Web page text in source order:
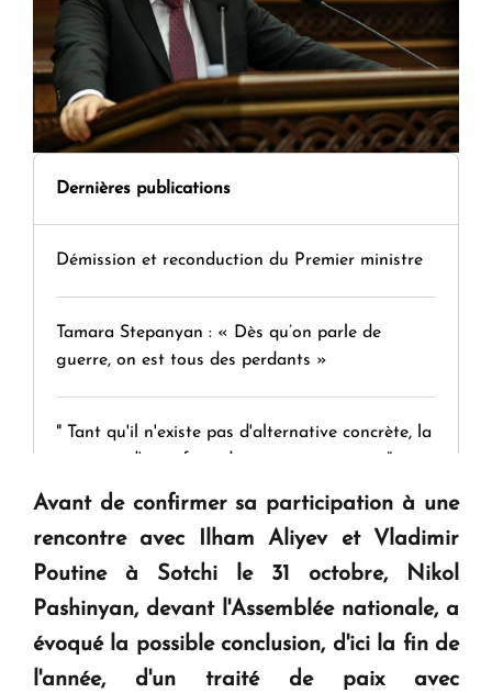
Dernières publications
Démission et reconduction du Premier ministre
Tamara Stepanyan : « Dès qu’on parle de
guerre, on est tous des perdants »
" Tant qu'il n'existe pas d'alternative concrète, la
KASA : 30 ans d'audace, de résilience et d'avenir
Le premier hôtel Hyatt Regency d'Arménie
ouvrira ses portes à Dilijan
Avant de confirmer sa participation à une
rencontre avec Ilham Aliyev et Vladimir
Poutine à Sotchi le 31 octobre, Nikol
Pashinyan, devant l'Assemblée nationale, a
évoqué la possible conclusion, d'ici la fin de
l'année, d'un traité de paix avec